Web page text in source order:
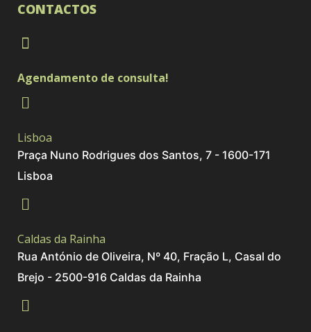
CONTACTOS
Agendamento de consulta!
Lisboa
Praça Nuno Rodrigues dos Santos, 7 - 1600-171
Lisboa
Caldas da Rainha
Rua António de Oliveira, Nº 40, Fração L, Casal do
Brejo - 2500-916 Caldas da Rainha